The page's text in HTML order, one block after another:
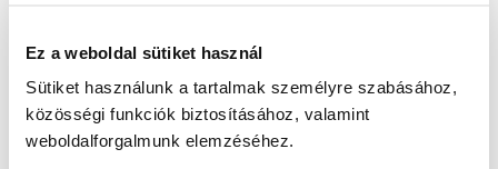
Ez a weboldal sütiket használ
Sütiket használunk a tartalmak személyre szabásához,
közösségi funkciók biztosításához, valamint
weboldalforgalmunk elemzéséhez.
megalkotjuk a UCC saját meséjét olyan
tölteni az ünnepeket. Így született meg azE-
Meseegy időben aMesél a Call Center
projektünkkel.